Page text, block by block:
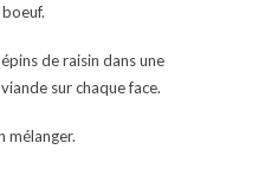
de raisin dans une
sur chaque face.
mélanger.